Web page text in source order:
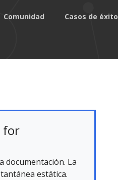
Comunidad Casos de éxito
for
documentación. La
estática.